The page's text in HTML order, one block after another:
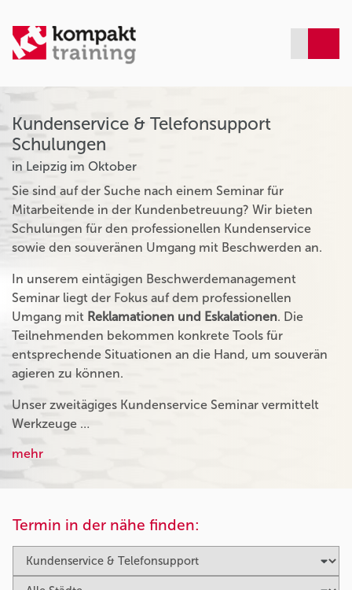
Kundenservice & Telefonsupport
Schulungen
in Leipzig im Oktober
Sie sind auf der Suche nach einem Seminar für
Mitarbeitende in der Kundenbetreuung? Wir bieten
Schulungen für den professionellen Kundenservice
sowie den souveränen Umgang mit Beschwerden an.
In unserem eintägigen Beschwerdemanagement
Seminar liegt der Fokus auf dem professionellen
Umgang mit Reklamationen und Eskalationen. Die
Teilnehmenden bekommen konkrete Tools für
entsprechende Situationen an die Hand, um souverän
agieren zu können.
Unser zweitägiges Kundenservice Seminar vermittelt
Werkzeuge …
mehr
Termin in der nähe finden: